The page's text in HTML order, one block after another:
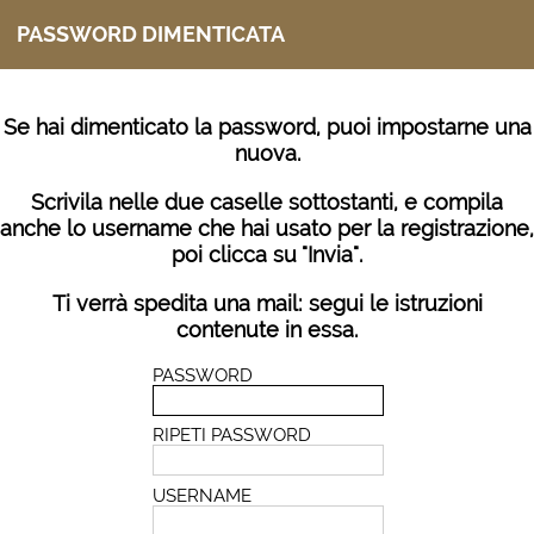
PASSWORD DIMENTICATA
Se hai dimenticato la password, puoi impostarne una
nuova.
Scrivila nelle due caselle sottostanti, e compila
anche lo username che hai usato per la registrazione,
poi clicca su "Invia".
Ti verrà spedita una mail: segui le istruzioni
contenute in essa.
PASSWORD
RIPETI PASSWORD
USERNAME